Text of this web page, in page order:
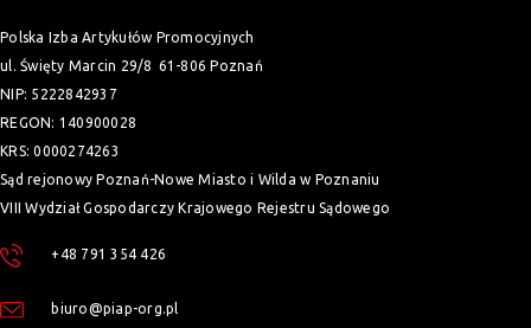
Polska Izba Artykułów Promocyjnych
ul. Święty Marcin 29/8 61-806 Poznań
NIP: 5222842937
REGON: 140900028
KRS: 0000274263
Sąd rejonowy Poznań-Nowe Miasto i Wilda w Poznaniu
VIII Wydział Gospodarczy Krajowego Rejestru Sądowego
+48 791 354 426
biuro@piap-org.pl